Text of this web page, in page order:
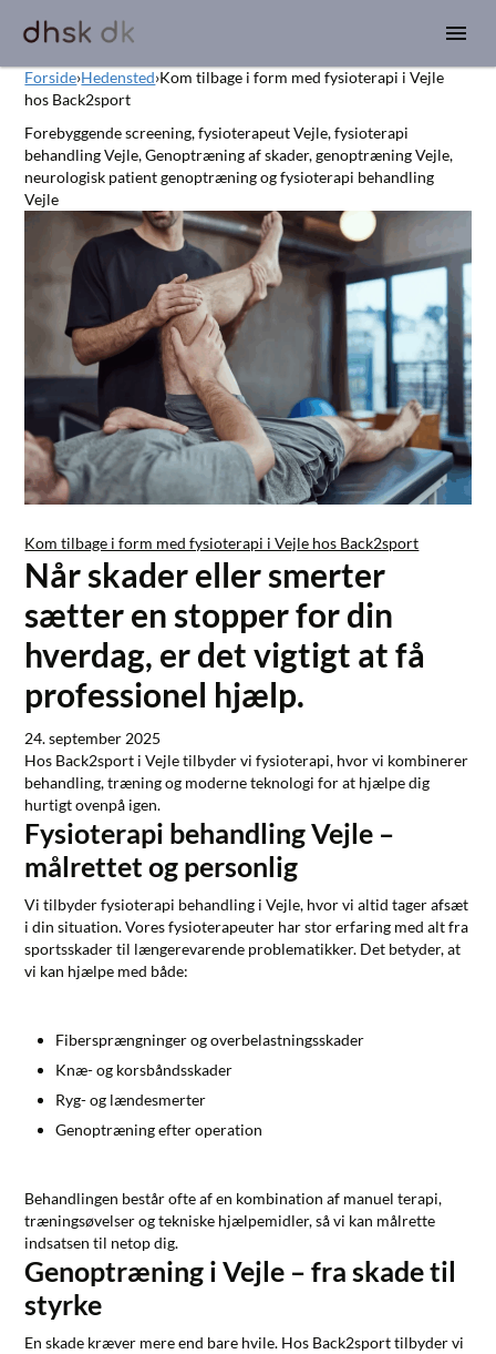
Forside›Hedensted›Kom tilbage i form med fysioterapi i Vejle
hos Back2sport
Forebyggende screening, fysioterapeut Vejle, fysioterapi
behandling Vejle, Genoptræning af skader, genoptræning Vejle,
neurologisk patient genoptræning og fysioterapi behandling
Vejle
Kom tilbage i form med fysioterapi i Vejle hos Back2sport
24. september 2025
Når skader eller smerter
sætter en stopper for din
hverdag, er det vigtigt at få
professionel hjælp.
Hos Back2sport i Vejletilbyder vi fysioterapi, hvor vi kombinerer
behandling, træning og moderne teknologi for at hjælpe dig
hurtigt ovenpå igen.
Fysioterapi behandling Vejle –
målrettet og personlig
Vi tilbyderfysioterapi behandling i Vejle, hvor vi altid tager afsæt
i din situation. Vores fysioterapeuter har stor erfaring med alt fra
sportsskader til længerevarende problematikker. Det betyder, at
vi kan hjælpe med både:
Fibersprængninger og overbelastningsskader
Knæ- og korsbåndsskader
Ryg- og lændesmerter
Genoptræning efter operation
Behandlingen består ofte af en kombination af manuel terapi,
træningsøvelser og tekniske hjælpemidler, så vi kan målrette
indsatsen til netop dig.
Genoptræning i Vejle – fra skade til
styrke
En skade kræver mere end bare hvile. Hos Back2sport tilbyder vi